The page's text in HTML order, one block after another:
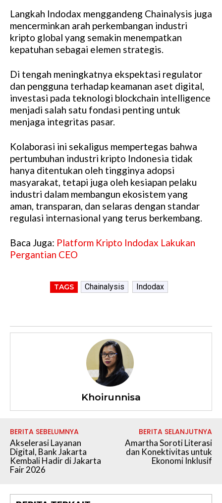
Langkah Indodax menggandeng Chainalysis juga
mencerminkan arah perkembangan industri
kripto global yang semakin menempatkan
kepatuhan sebagai elemen strategis.
Di tengah meningkatnya ekspektasi regulator
dan pengguna terhadap keamanan aset digital,
investasi pada teknologi blockchain intelligence
menjadi salah satu fondasi penting untuk
menjaga integritas pasar.
Kolaborasi ini sekaligus mempertegas bahwa
pertumbuhan industri kripto Indonesia tidak
hanya ditentukan oleh tingginya adopsi
masyarakat, tetapi juga oleh kesiapan pelaku
industri dalam membangun ekosistem yang
aman, transparan, dan selaras dengan standar
regulasi internasional yang terus berkembang.
Baca Juga: Platform Kripto Indodax Lakukan
Pergantian CEO
TAGS Chainalysis Indodax
Khoirunnisa
BERITA SEBELUMNYA
Akselerasi Layanan
Digital, Bank Jakarta
Kembali Hadir di Jakarta
Fair 2026
BERITA SELANJUTNYA
Amartha Soroti Literasi
dan Konektivitas untuk
Ekonomi Inklusif